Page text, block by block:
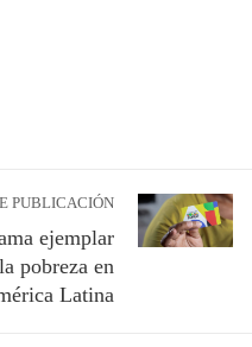
PUBLICACIÓN
ejemplar
pobreza en
Latina